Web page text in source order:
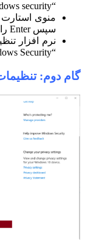
“windows security” را تایپ کنید و Enter را فشار دهید.
سپس Enter را فشار دهید.
نرم افزار
“Windows Security” را انتخاب کنید.
گام دوم: تنظیمات